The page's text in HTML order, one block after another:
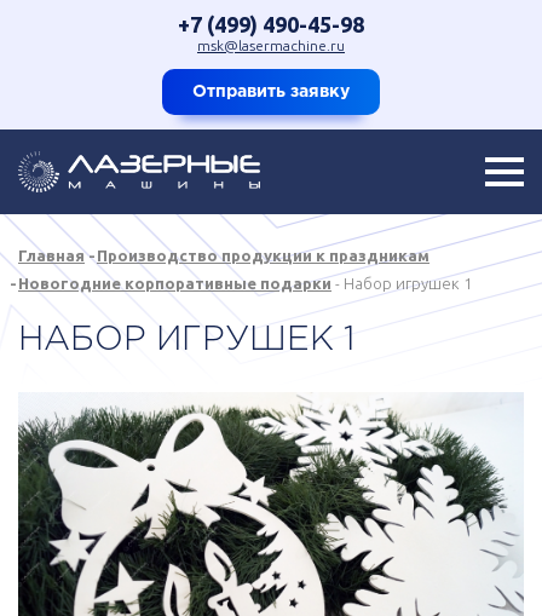
Отправить заявку
msk@lasermachine.ru
+7 (499) 490-45-98
Главная
Производство продукции к праздникам
Новогодние корпоративные подарки
Набор игрушек 1
НАБОР ИГРУШЕК 1